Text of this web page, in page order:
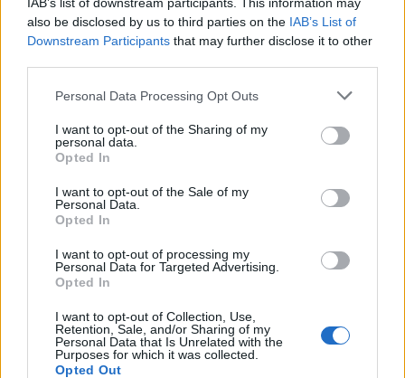
also be disclosed by us to third parties on the IAB’s List of
Downstream Participants that may further disclose it to other
Please note that this website/app uses one or more Google
not limited to your visit or usage behaviour. You may click to
grant or deny consent to Google and its third-party tags to
use your data for below specified purposes in below Google
consent section.
Personal Data Processing Opt Outs
I want to opt-out of the Sharing of my
personal data.
Opted In
I want to opt-out of the Sale of my
Personal Data.
Opted In
I want to opt-out of processing my
Personal Data for Targeted Advertising.
Opted In
I want to opt-out of Collection, Use,
Retention, Sale, and/or Sharing of my
Personal Data that Is Unrelated with the
Purposes for which it was collected.
Opted Out
érintetlenül. Mexikó és Amerika ellen is
harcolt, ő volt az utolsó indián vezér, aki nem
valami presztízs-szimbólumot mutogatta
Roosevelt beavatási ünnepségén, és az 1904-
es St. Louis-i világkiállításnak is egyik
Külföld Lavór